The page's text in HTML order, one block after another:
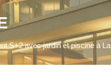
S+2 avec jardin et piscine à